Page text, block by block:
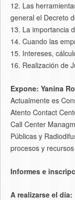
12. Las
general el Decreto
13. La importancia
14. Cuando las
15. Intereses,
16. Realización de
Expone: Yanina
Actualmente es
Atento Contact
Call Center
Públicas y
procesos y
Informes e
A realizarse el día: